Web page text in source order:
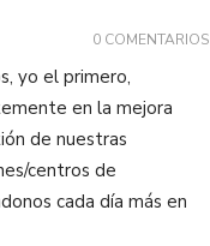
0 COMENTARIOS
yo el primero,
en la mejora
de nuestras
centros de
cada día más en